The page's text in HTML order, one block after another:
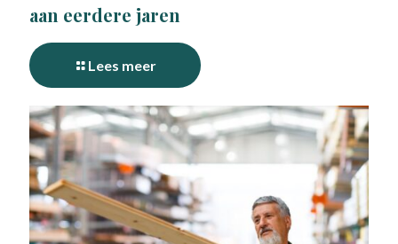
aan eerdere jaren
Lees meer